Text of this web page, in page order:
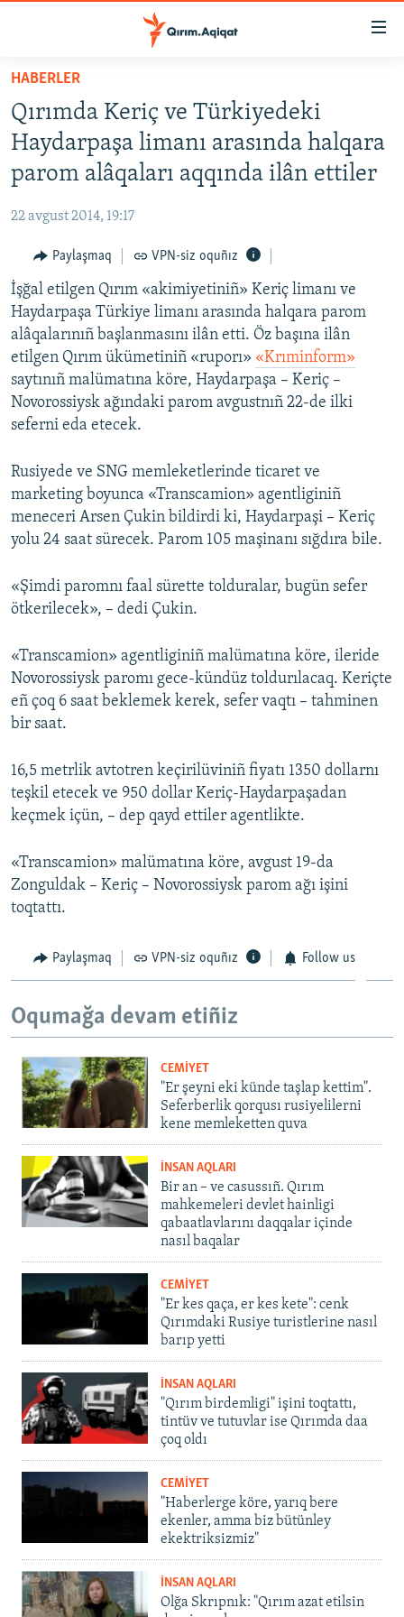
Esas
qaytmaq
Baş
navigatsiyağa
qaytmaq
Qıdıruvğa
qaytmaq
HABERLER
SİYASET
İQTİSADİYAT
MEDENİYET
İNSAN AQLARI
VİDEO
SÜRET
BLOGLAR
FİKİR
Українською
QOŞULIÑIZ!
RFE/RS bütün saytları
HABERLER
Qırımda Keriç ve Türkiyedeki
Haydarpaşa limanı arasında halqara
parom alâqaları aqqında ilân ettiler
22 avgust 2014, 19:17
Paylaşmaq VPN-siz oquñız
İşğal etilgen Qırım «akimiyetiniñ» Keriç limanı ve
Haydarpaşa Türkiye limanı arasında halqara parom
alâqalarınıñ başlanmasını ilân etti. Öz başına ilân
etilgen Qırım ükümetiniñ «ruporı» «Krıminform»
saytınıñ malümatına köre, Haydarpaşa – Keriç –
Novorossiysk ağındaki parom avgustnıñ 22-de ilki
seferni eda etecek.
Rusiyede ve SNG memleketlerinde ticaret ve
marketing boyunca «Transcamion» agentliginiñ
meneceri Arsen Çukin bildirdi ki, Haydarpaşi – Keriç
yolu 24 saat sürecek. Parom 105 maşinanı sığdıra bile.
«Şimdi paromnı faal sürette tolduralar, bugün sefer
ötkerilecek», – dedi Çukin.
«Transcamion» agentliginiñ malümatına köre, ileride
Novorossiysk paromı gece-kündüz toldurılacaq. Keriçte
eñ çoq 6 saat beklemek kerek, sefer vaqtı – tahminen
bir saat.
16,5 metrlik avtotren keçirilüviniñ fiyatı 1350 dollarnı
teşkil etecek ve 950 dollar Keriç-Haydarpaşadan
keçmek içün, – dep qayd ettiler agentlikte.
«Transcamion» malümatına köre, avgust 19-da
Zonguldak – Keriç – Novorossiysk parom ağı işini
toqtattı.
Paylaşmaq VPN-siz oquñız Follow us
Oqumağa devam etiñiz
CEMİYET
"Er şeyni eki künde taşlap kettim".
Seferberlik qorqusı rusiyelilerni
kene memleketten quva
İNSAN AQLARI
Bir an – ve casussıñ. Qırım
mahkemeleri devlet hainligi
qabaatlavlarını daqqalar içinde
nasıl baqalar
CEMİYET
"Er kes qaça, er kes kete": cenk
Qırımdaki Rusiye turistlerine nasıl
barıp yetti
İNSAN AQLARI
"Qırım birdemligi" işini toqtattı,
tintüv ve tutuvlar ise Qırımda daa
çoq oldı
CEMİYET
"Haberlerge köre, yarıq bere
ekenler, amma biz bütünley
ekektriksizmiz"
İNSAN AQLARI
Olğa Skrıpnık: "Qırım azat etilsin